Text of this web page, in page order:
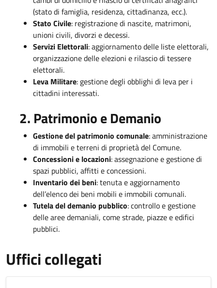
(stato di famiglia, residenza, cittadinanza, ecc.).
Stato Civile: registrazione di nascite, matrimoni,
unioni civili, divorzi e decessi.
Servizi Elettorali: aggiornamento delle liste elettorali,
organizzazione delle elezioni e rilascio di tessere
elettorali.
Leva Militare: gestione degli obblighi di leva per i
cittadini interessati.
2. Patrimonio e Demanio
Gestione del patrimonio comunale: amministrazione
di immobili e terreni di proprietà del Comune.
Concessioni e locazioni: assegnazione e gestione di
spazi pubblici, affitti e concessioni.
Inventario dei beni: tenuta e aggiornamento
dell’elenco dei beni mobili e immobili comunali.
Tutela del demanio pubblico: controllo e gestione
delle aree demaniali, come strade, piazze e edifici
pubblici.
Uffici collegati